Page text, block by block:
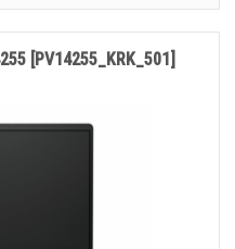
[PV14255_KRK_501]